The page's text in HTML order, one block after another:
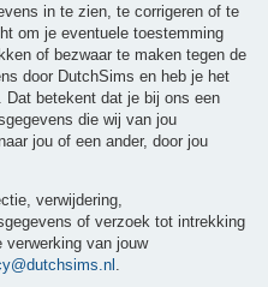
in te zien, te corrigeren of te
om je eventuele toestemming
of bezwaar te maken tegen de
door DutchSims en heb je het
Dat betekent dat je bij ons een
die wij van jou
jou of een ander, door jou
verwijdering,
of verzoek tot intrekking
verwerking van jouw
.